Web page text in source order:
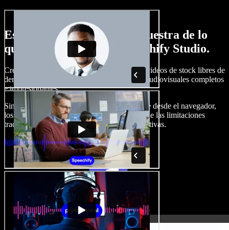
Esto es solo una pequeña muestra de lo
que podrás hacer con Speechify Studio.
Crea voces en off, añade imágenes, audio y videos de stock libres de
derechos, clona tu voz y produce proyectos audiovisuales completos
e impresionantes.
Sin curva de aprendizaje y con todo accesible desde el navegador,
los creadores de contenido pueden liberarse de las limitaciones
tradicionales y dar vida a todas sus ideas creativas.
Iniciar Studio